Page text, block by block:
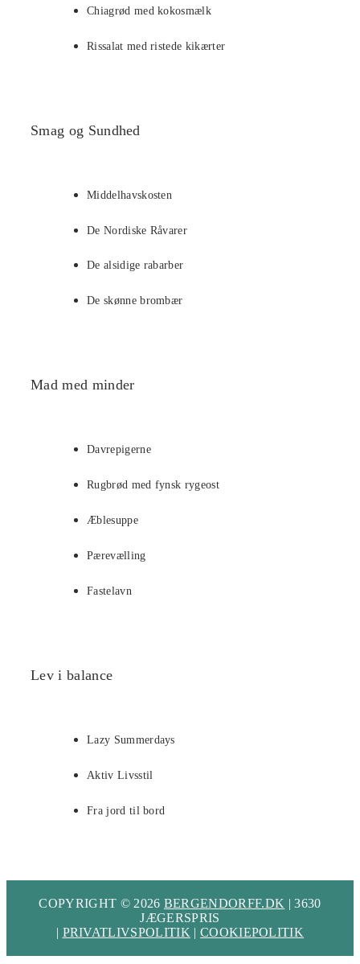
Chiagrød med kokosmælk
Rissalat med ristede kikærter
Smag og Sundhed
Middelhavskosten
De Nordiske Råvarer
De alsidige rabarber
De skønne brombær
Mad med minder
Davrepigerne
Rugbrød med fynsk rygeost
Æblesuppe
Pærevælling
Fastelavn
Lev i balance
Lazy Summerdays
Aktiv Livsstil
Fra jord til bord
COPYRIGHT © 2026 BERGENDORFF.DK | 3630
JÆGERSPRIS
| PRIVATLIVSPOLITIK | COOKIEPOLITIK